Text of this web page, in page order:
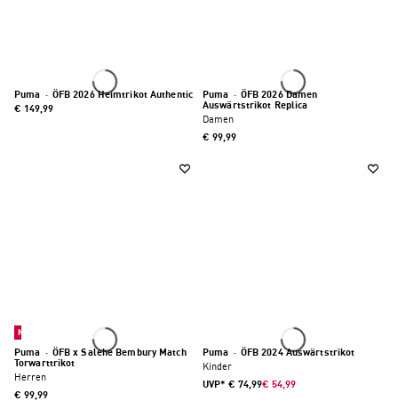
Puma · ÖFB 2026 Heimtrikot Authentic
€ 149,99
Puma · ÖFB 2026 Damen
Auswärtstrikot Replica
Damen
€ 99,99
Neu
Puma · ÖFB x Salehe Bembury Match
Torwarttrikot
Herren
€ 99,99
Puma · ÖFB 2024 Auswärtstrikot
Kinder
UVP* € 74,99€ 54,99